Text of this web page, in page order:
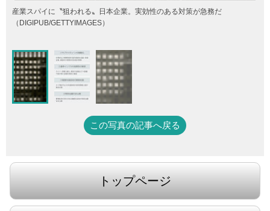
産業スパイに〝狙われる〟日本企業。実効性のある対策が急務だ
（DIGIPUB/GETTYIMAGES）
この写真の記事へ戻る
トップページ